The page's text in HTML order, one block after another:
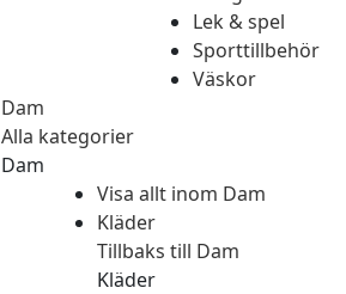
Lek & spel
Sporttillbehör
Väskor
Dam
Alla kategorier
Dam
Visa allt inom Dam
Kläder
Tillbaks till Dam
Kläder